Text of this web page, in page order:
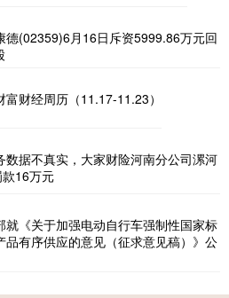
德(02359)6月16日斥资5999.86万元回
财经周历（11.17-11.23）
数据不真实，大家财险河南分公司漯河
16万元
就《关于加强电动自行车强制性国家标
品有序供应的意见（征求意见稿）》公